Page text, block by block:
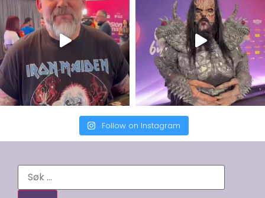
Follow on Instagram